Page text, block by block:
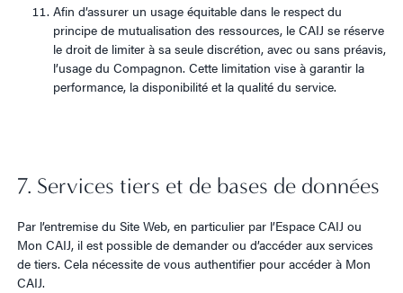
Afin d’assurer un usage équitable dans le respect du
principe de mutualisation des ressources, le CAIJ se réserve
le droit de limiter à sa seule discrétion, avec ou sans préavis,
l’usage du Compagnon. Cette limitation vise à garantir la
performance, la disponibilité et la qualité du service.
7. Services tiers et de bases de données
Par l’entremise du Site Web, en particulier par l’Espace CAIJ ou
Mon CAIJ, il est possible de demander ou d’accéder aux services
de tiers. Cela nécessite de vous authentifier pour accéder à Mon
CAIJ.